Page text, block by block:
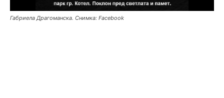
Габриела Драгоманска. Снимка: Facebook